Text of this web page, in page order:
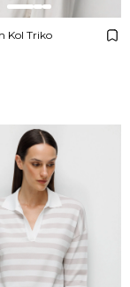
Kol Triko